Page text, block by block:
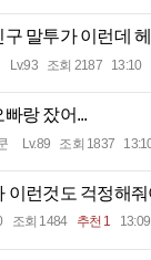
구 말투가 이런데
Lv.93 조회 2187 13:10
빠랑 잤어...
Lv.89 조회 1837
이런것도 걱정해줘
조회 1484 추천 1 13:09